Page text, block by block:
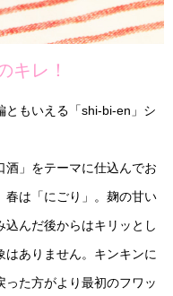
キレ！
ともいえる「shi-bi-en」シ
酒」をテーマに仕込んでお
春は「にごり」。麹の甘い
んだ後からはキリッとし
ありません。キンキンに
た方がより最初のフワッ